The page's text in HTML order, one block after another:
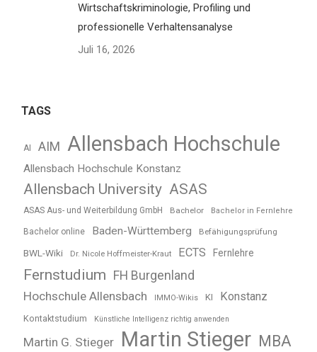
Wirtschaftskriminologie, Profiling und
professionelle Verhaltensanalyse
Juli 16, 2026
TAGS
AI AIM Allensbach Hochschule
Allensbach Hochschule Konstanz
Allensbach University ASAS
ASAS Aus- und Weiterbildung GmbH Bachelor Bachelor in Fernlehre
Bachelor online Baden-Württemberg Befähigungsprüfung
BWL-Wiki Dr. Nicole Hoffmeister-Kraut ECTS Fernlehre
Fernstudium FH Burgenland
Hochschule Allensbach
IMMO-Wikis KI Konstanz
Kontaktstudium Künstliche Intelligenz richtig anwenden
Martin G. Stieger Martin Stieger MBA